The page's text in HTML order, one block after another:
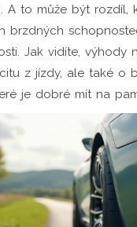
A to může být rozdíl,
brzdných
Jak vidíte, výhody
z jízdy, ale také o
je dobré mít na